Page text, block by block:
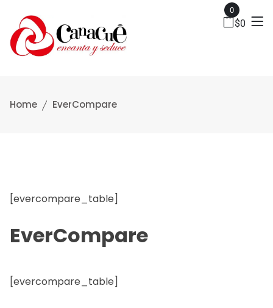
0
$0
Home EverCompare
[evercompare_table]
EverCompare
[evercompare_table]